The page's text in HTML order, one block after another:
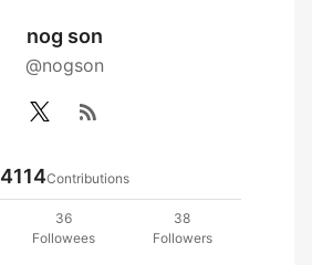
nog son
@nogson
rss_feed
4114Contributions
36
Followees
38
Followers